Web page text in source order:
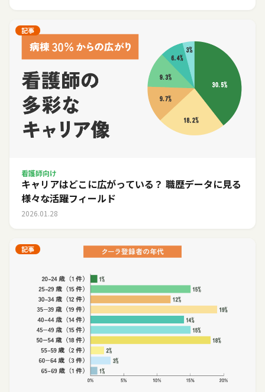
記事
看護師向け
キャリアはどこに広がっている？ 職歴データに見る
様々な活躍フィールド
2026.01.28
記事